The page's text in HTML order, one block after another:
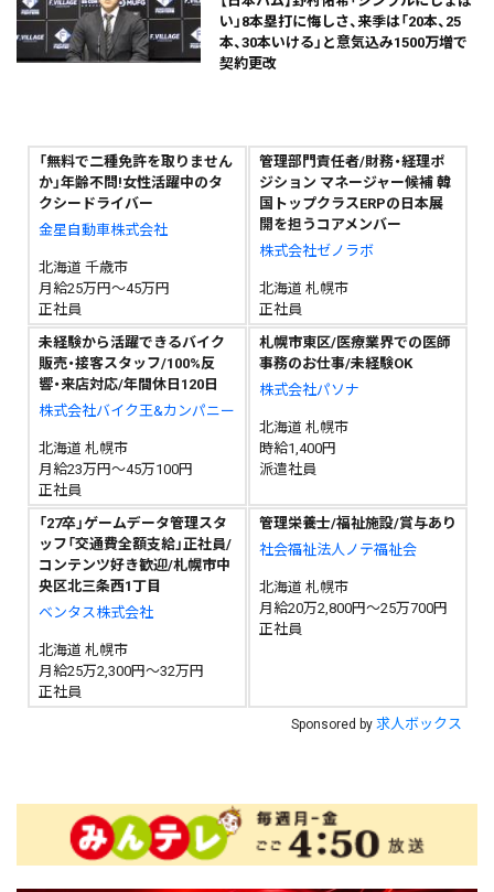
い」8本塁打に悔しさ、来季は「20本、25
本、30本いける」と意気込み――1500万増で
契約更改
「無料で二種免許を取りません
か」年齢不問!女性活躍中のタ
クシードライバー
金星自動車株式会社
北海道 千歳市
月給25万円～45万円
正社員
管理部門責任者/財務・経理ポ
ジション マネージャー候補 韓
国トップクラスERPの日本展
開を担うコアメンバー
株式会社ゼノラボ
北海道 札幌市
正社員
未経験から活躍できるバイク
販売・接客スタッフ/100%反
響・来店対応/年間休日120日
株式会社バイク王&カンパニー
北海道 札幌市
月給23万円～45万100円
正社員
札幌市東区/医療業界での医師
事務のお仕事/未経験OK
株式会社パソナ
北海道 札幌市
時給1,400円
派遣社員
「27卒」ゲームデータ管理スタ
ッフ「交通費全額支給」正社員/
コンテンツ好き歓迎/札幌市中
央区北三条西1丁目
ベンタス株式会社
北海道 札幌市
月給25万2,300円～32万円
正社員
管理栄養士/福祉施設/賞与あり
社会福祉法人ノテ福祉会
北海道 札幌市
月給20万2,800円～25万700円
正社員
Sponsored by 求人ボックス